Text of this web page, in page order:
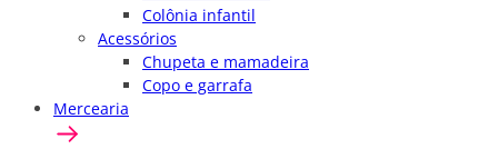
Colônia infantil
Acessórios
Chupeta e mamadeira
Copo e garrafa
Mercearia